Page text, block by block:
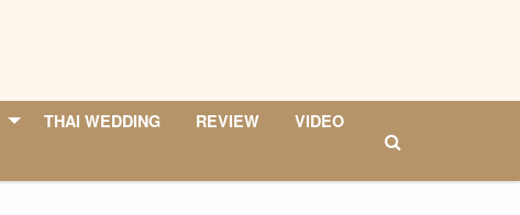
THAI WEDDING REVIEW
VIDEO